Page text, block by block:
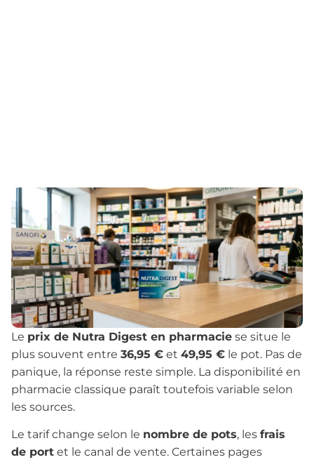
Le prix de Nutra Digest en pharmacie se situe le
plus souvent entre 36,95 € et 49,95 € le pot. Pas de
panique, la réponse reste simple. La disponibilité en
pharmacie classique paraît toutefois variable selon
les sources.
Le tarif change selon le nombre de pots, les frais
de port et le canal de vente. Certaines pages